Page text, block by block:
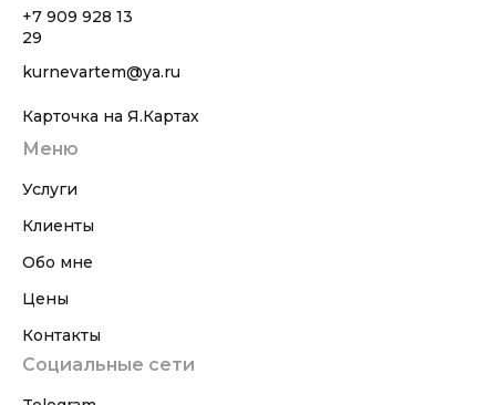
+7 909 928 13
29
kurnevartem@ya.ru
Карточка на Я.Картах
Меню
Услуги
Клиенты
Обо мне
Цены
Контакты
Социальные сети